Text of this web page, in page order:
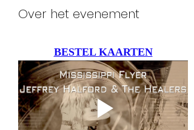
Over het evenement
BESTEL KAARTEN